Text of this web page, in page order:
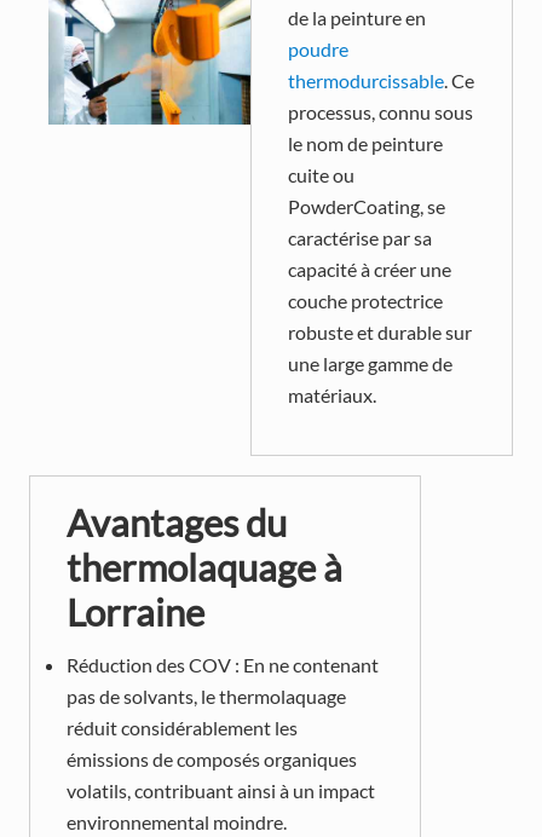
de la peinture en
poudre
thermodurcissable. Ce
processus, connu sous
le nom de peinture
cuite ou
PowderCoating, se
caractérise par sa
capacité à créer une
couche protectrice
robuste et durable sur
une large gamme de
matériaux.
Avantages du
thermolaquage à
Lorraine
Réduction des COV : En ne contenant
pas de solvants, le thermolaquage
réduit considérablement les
émissions de composés organiques
volatils, contribuant ainsi à un impact
environnemental moindre.